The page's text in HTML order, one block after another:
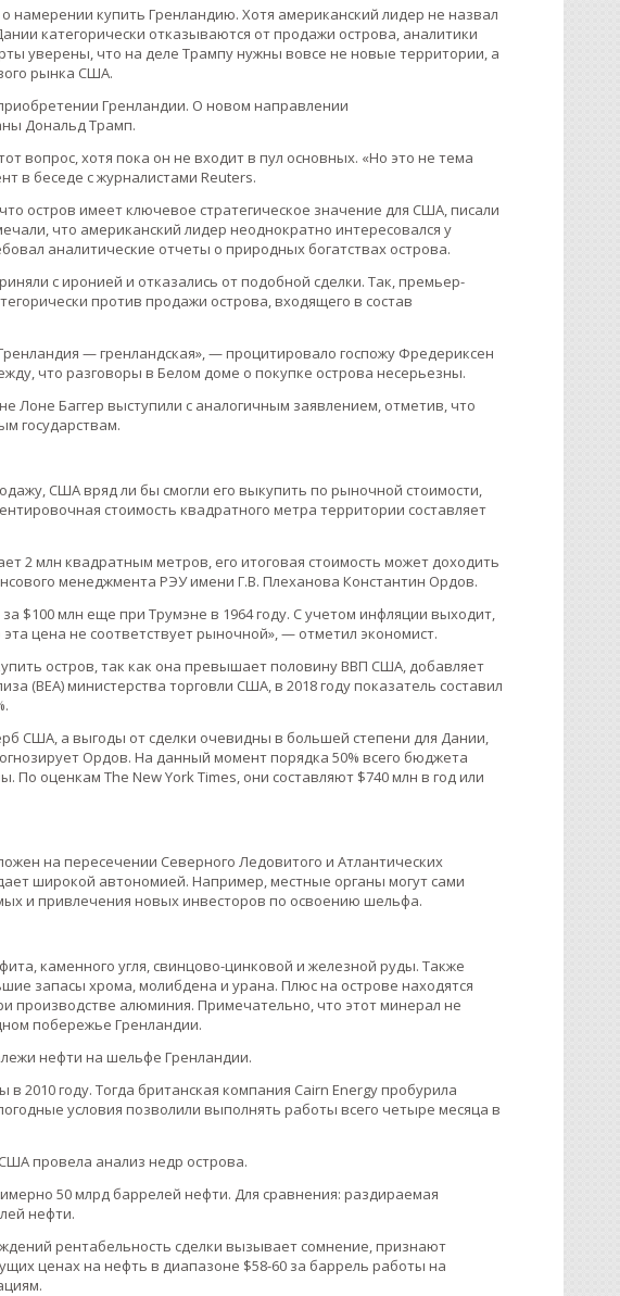
купить Гренландию. Хотя американский лидер не назвал
категорически отказываются от продажи острова, аналитики
уверены, что на деле Трампу нужны вовсе не новые территории, а
рынка США.
Гренландии. О новом направлении
Дональд Трамп.
вопрос, хотя пока он не входит в пул основных. «Но это не тема
в беседе с журналистами Reuters.
остров имеет ключевое стратегическое значение для США, писали
что американский лидер неоднократно интересовался у
аналитические отчеты о природных богатствах острова.
с иронией и отказались от подобной сделки. Так, премьер-
против продажи острова, входящего в состав
— гренландская», — процитировало госпожу Фредериксен
что разговоры в Белом доме о покупке острова несерьезны.
Лоне Баггер выступили с аналогичным заявлением, отметив, что
государствам.
США вряд ли бы смогли его выкупить по рыночной стоимости,
стоимость квадратного метра территории составляет
2 млн квадратным метров, его итоговая стоимость может доходить
менеджмента РЭУ имени Г.В. Плеханова Константин Ордов.
$100 млн еще при Трумэне в 1964 году. С учетом инфляции выходит,
цена не соответствует рыночной», — отметил экономист.
остров, так как она превышает половину ВВП США, добавляет
(BEA) министерства торговли США, в 2018 году показатель составил
США, а выгоды от сделки очевидны в большей степени для Дании,
Ордов. На данный момент порядка 50% всего бюджета
По оценкам The New York Times, они составляют $740 млн в год или
на пересечении Северного Ледовитого и Атлантических
широкой автономией. Например, местные органы могут сами
и привлечения новых инвесторов по освоению шельфа.
каменного угля, свинцово-цинковой и железной руды. Также
запасы хрома, молибдена и урана. Плюс на острове находятся
производстве алюминия. Примечательно, что этот минерал не
побережье Гренландии.
нефти на шельфе Гренландии.
году. Тогда британская компания Cairn Energy пробурила
условия позволили выполнять работы всего четыре месяца в
провела анализ недр острова.
50 млрд баррелей нефти. Для сравнения: раздираемая
нефти.
рентабельность сделки вызывает сомнение, признают
ценах на нефть в диапазоне $58-60 за баррель работы на